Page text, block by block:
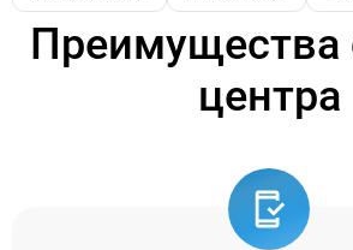
Преимущества
центра